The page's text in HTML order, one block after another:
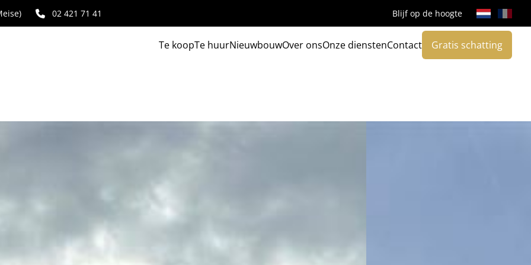
02 421 71 41 Blijf op de hoogte
Te koopTe huurNieuwbouwOver onsOnze dienstenContact Gratis schatting